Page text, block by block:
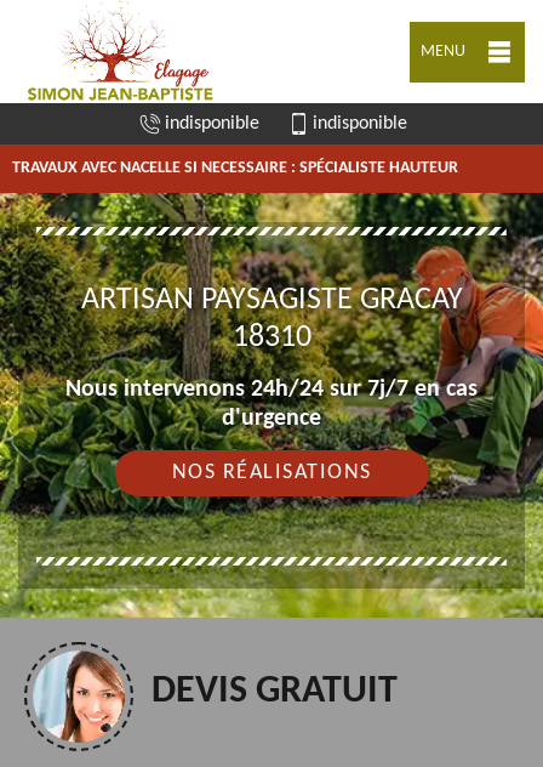
MENU
indisponible indisponible
TRAVAUX AVEC NACELLE SI NECESSAIRE : SPÉCIALISTE HAUTEUR
ARTISAN PAYSAGISTE GRACAY
18310
Nous intervenons 24h/24 sur 7j/7 en cas
d'urgence
NOS RÉALISATIONS
DEVIS GRATUIT